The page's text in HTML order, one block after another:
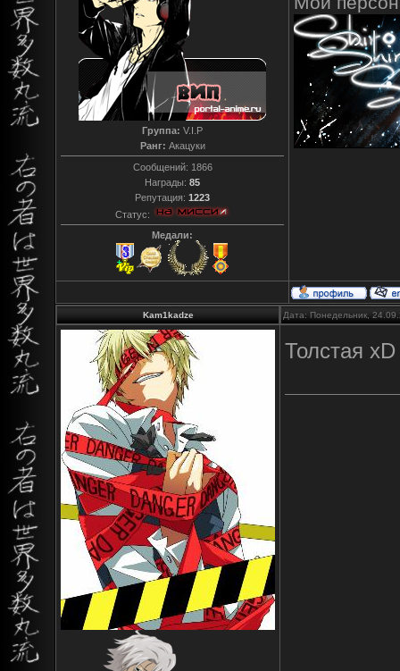
Группа: V.I.P
Ранг: Акацуки
Сообщений: 1866
Награды: 85
Репутация: 1223
Статус:
Медали:
Kam1kadze Дата: Понедельник,
Толстая